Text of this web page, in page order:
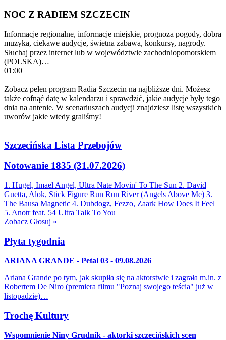
NOC Z RADIEM SZCZECIN
Informacje regionalne, informacje miejskie, prognoza pogody, dobra
muzyka, ciekawe audycje, świetna zabawa, konkursy, nagrody.
Słuchaj przez internet lub w województwie zachodniopomorskiem
(POLSKA)…
01:00
Zobacz pełen program Radia Szczecin na najbliższe dni. Możesz
także cofnąć datę w kalendarzu i sprawdzić, jakie audycje były tego
dnia na antenie. W scenariuszach audycji znajdziesz listę wszystkich
uworów jakie wtedy graliśmy!
Szczecińska Lista Przebojów
Notowanie 1835 (31.07.2026)
1. Hugel, Imael Angel, Ultra Nate Movin' To The Sun 2. David
Guetta, Alok, Stick Figure Run Run River (Angels Above Me) 3.
The Bausa Magnetic 4. Dubdogz, Fezzo, Zaark How Does It Feel
5. Anotr feat. 54 Ultra Talk To You
Zobacz Głosuj »
Płyta tygodnia
ARIANA GRANDE - Petal 03 - 09.08.2026
Ariana Grande po tym, jak skupiła się na aktorstwie i zagrała m.in. z
Robertem De Niro (premiera filmu "Poznaj swojego teścia" już w
listopadzie)…
Trochę Kultury
Wspomnienie Niny Grudnik - aktorki szczecińskich scen